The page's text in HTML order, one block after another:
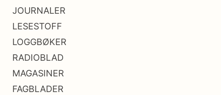
JOURNALER
LESESTOFF
LOGGBØKER
RADIOBLAD
MAGASINER
FAGBLADER